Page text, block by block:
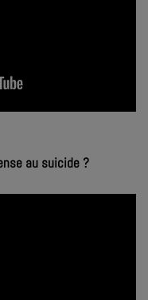
au suicide ?